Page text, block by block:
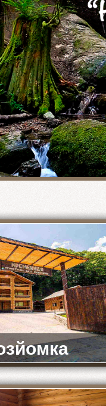
комплексу «Кремениця»